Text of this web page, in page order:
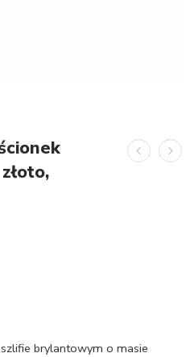
brylantowym o masie